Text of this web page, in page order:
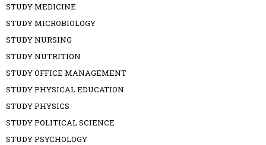
STUDY MEDICINE
STUDY MICROBIOLOGY
STUDY NURSING
STUDY NUTRITION
STUDY OFFICE MANAGEMENT
STUDY PHYSICAL EDUCATION
STUDY PHYSICS
STUDY POLITICAL SCIENCE
STUDY PSYCHOLOGY